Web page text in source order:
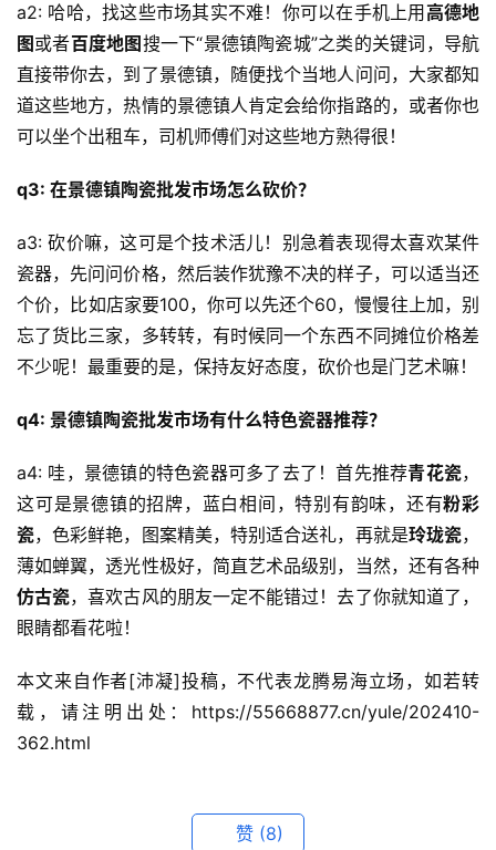
a2: 哈哈，找这些市场其实不难！你可以在手机上用 高德地
图 或者百度地图 搜一下“景德镇陶瓷城”之类的关键词，导航
直接带你去，到了景德镇，随便找个当地人问问，大家都知
道这些地方，热情的景德镇人肯定会给你指路的，或者你也
可以坐个出租车，司机师傅们对这些地方熟得很！
q3: 在景德镇陶瓷批发市场怎么砍价？
a3: 砍价嘛，这可是个技术活儿！别急着表现得太喜欢某件
瓷器，先问问价格，然后装作犹豫不决的样子，可以适当还
个价，比如店家要100，你可以先还个60，慢慢往上加，别
忘了货比三家，多转转，有时候同一个东西不同摊位价格差
不少呢！最重要的是，保持友好态度，砍价也是门艺术嘛！
q4: 景德镇陶瓷批发市场有什么特色瓷器推荐？
a4: 哇，景德镇的特色瓷器可多了去了！首先推荐青花瓷，
这可是景德镇的招牌，蓝白相间，特别有韵味，还有粉彩
瓷，色彩鲜艳，图案精美，特别适合送礼，再就是玲珑瓷，
薄如蝉翼，透光性极好，简直艺术品级别，当然，还有各种
仿古瓷，喜欢古风的朋友一定不能错过！去了你就知道了，
眼睛都看花啦！
本文来自作者[沛凝]投稿，不代表龙腾易海立场，如若转
载，请注明出处：https://55668877.cn/yule/202410-
362.html
赞 (8)